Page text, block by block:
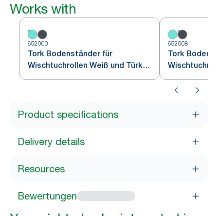
Works with
652000
Tork Bodenständer für
Wischtuchrollen Weiß und Türkis
W1
652008
Tork
Schwarz W1
Product specifications
Delivery details
Resources
Bewertungen